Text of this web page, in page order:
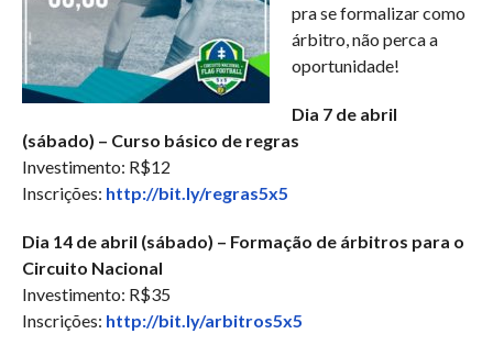
pra se formalizar como
árbitro, não perca a
oportunidade!
Dia 7 de abril
(sábado) – Curso básico de regras
Investimento: R$12
Inscrições: http://bit.ly/regras5x5
Dia 14 de abril (sábado) – Formação de árbitros para o
Circuito Nacional
Investimento: R$35
Inscrições: http://bit.ly/arbitros5x5